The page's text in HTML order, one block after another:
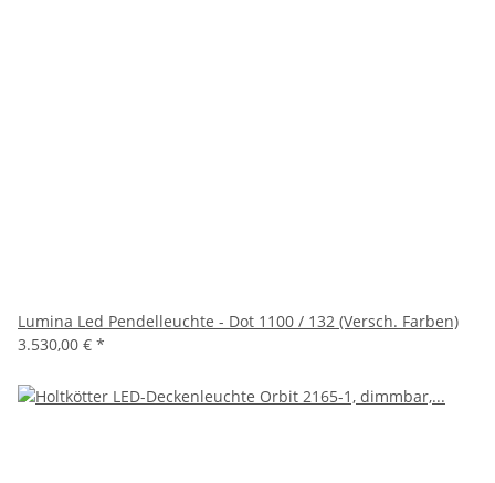
Lumina Led Pendelleuchte - Dot 1100 / 132 (Versch. Farben)
3.530,00 € *